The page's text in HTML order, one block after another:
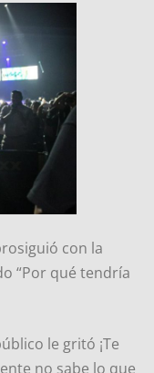
con la
“Por qué tendría
le gritó ¡Te
no sabe lo que